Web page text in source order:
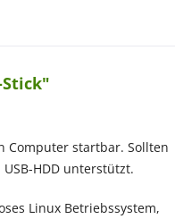
Computer startbar. Sollten
HDD unterstützt.
Linux Betriebssystem,